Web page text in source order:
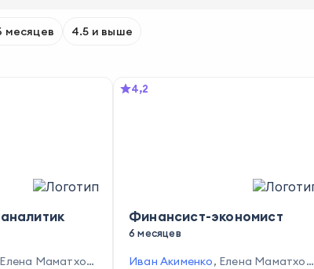
месяцев 4.5 и выше
Елена Маматход
4,2
Финансист-экономист
6 месяцев
Иван Акименко, Елена Маматход